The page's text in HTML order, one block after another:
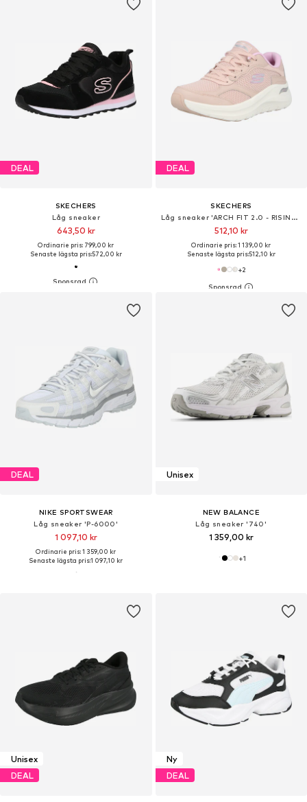
DEAL
SKECHERS
Låg sneaker
643,50 kr
Ordinarie pris: 799,00 kr
Senaste lägsta pris:572,00 kr
DEAL
SKECHERS
Låg sneaker 'ARCH FIT 2.0 - RISING TIDE'
512,10 kr
Ordinarie pris: 1 139,00 kr
Senaste lägsta pris:512,10 kr
+2
DEAL
NIKE SPORTSWEAR
Låg sneaker 'P-6000'
1 097,10 kr
Ordinarie pris: 1 359,00 kr
Senaste lägsta pris:1 097,10 kr
Unisex
NEW BALANCE
Låg sneaker '740'
1 359,00 kr
+1
Unisex
DEAL
Ny
DEAL